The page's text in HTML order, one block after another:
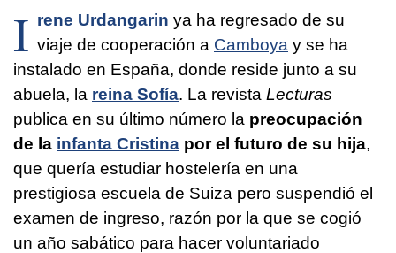
I rene Urdangarin ya ha regresado de su
viaje de cooperación a Camboya y se ha
instalado en España, donde reside junto a su
abuela, la reina Sofía. La revista Lecturas
publica en su último número la preocupación
de la infanta Cristina por el futuro de su hija,
que quería estudiar hostelería en una
prestigiosa escuela de Suiza pero suspendió el
examen de ingreso, razón por la que se cogió
un año sabático para hacer voluntariado